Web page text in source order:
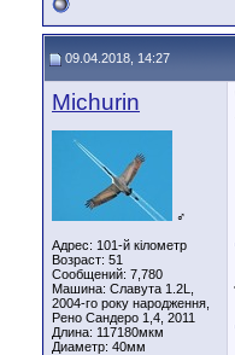
09.04.2018, 14:27
Michurin
♂
Адрес: 101-й кілометр
Возраст: 51
Сообщений: 7,780
Машина: Славута 1.2L,
2004-го року народження,
Рено Сандеро 1,4, 2011
Длина: 117180мкм
Диаметр: 40мм